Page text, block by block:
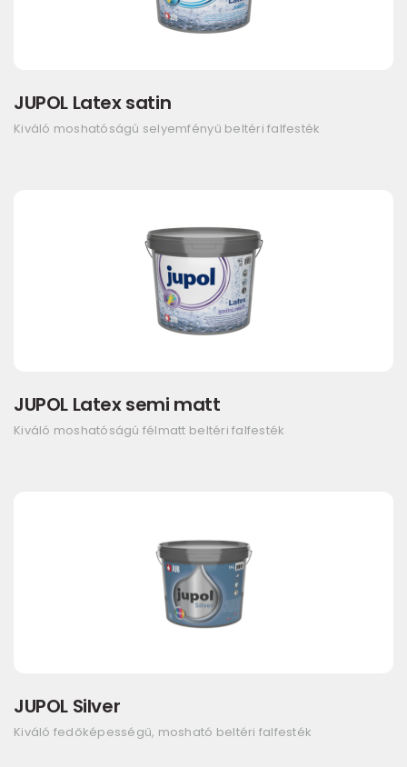
JUPOL Latex satin
Kiváló moshatóságú selyemfényű beltéri falfesték
JUPOL Latex semi matt
Kiváló moshatóságú félmatt beltéri falfesték
JUPOL Silver
Kiváló fedőképességű, mosható beltéri falfesték